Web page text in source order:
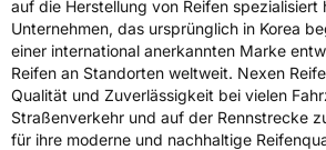
auf die Herstellung von Reifen spezialisiert
Unternehmen, das ursprünglich in Korea
einer international anerkannten Marke
Reifen an Standorten weltweit. Nexen
Qualität und Zuverlässigkeit bei vielen
Straßenverkehr und auf der Rennstrecke
für ihre moderne und nachhaltige